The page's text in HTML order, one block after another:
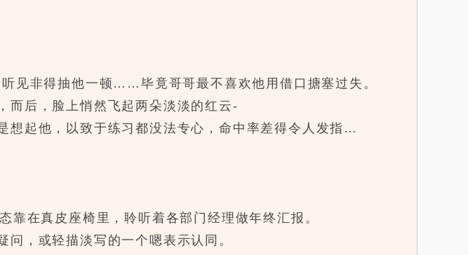
非得抽他一顿……毕竟哥哥最不喜欢他用借口搪塞过失。
后，脸上悄然飞起两朵淡淡的红云-
起他，以致于练习都没法专心，命中率差得令人发指…
在真皮座椅里，聆听着各部门经理做年终汇报。
，或轻描淡写的一个嗯表示认同。